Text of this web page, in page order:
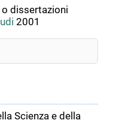
o dissertazioni
2001
Scienza e della